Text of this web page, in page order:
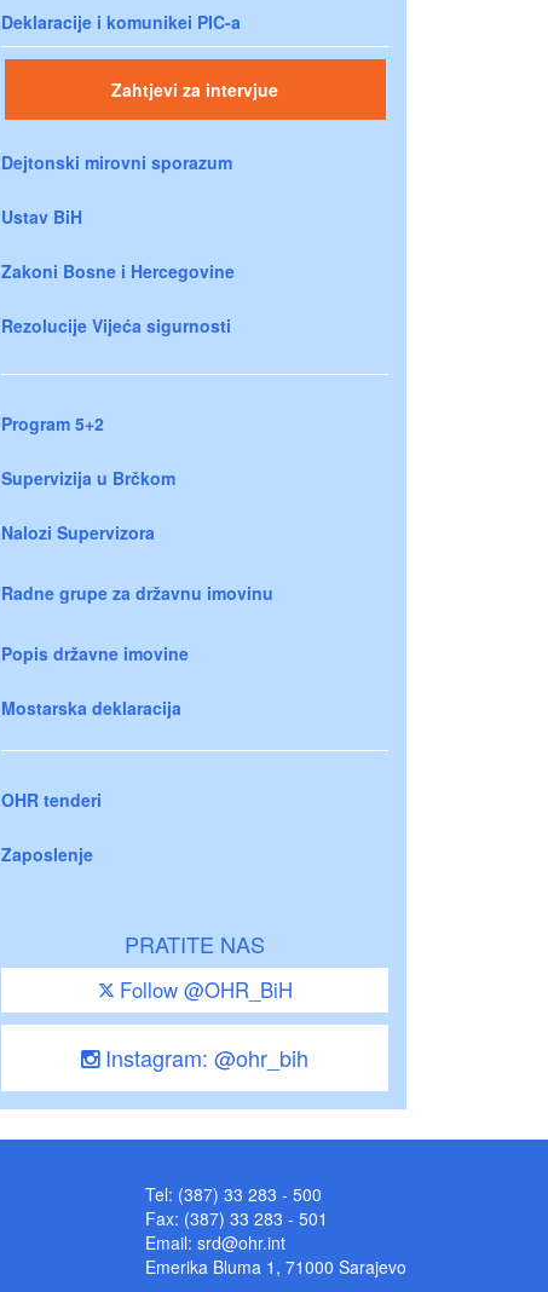
Deklaracije i komunikei PIC-a
Zahtjevi za intervjue
Dejtonski mirovni sporazum
Ustav BiH
Zakoni Bosne i Hercegovine
Rezolucije Vijeća sigurnosti
Program 5+2
Supervizija u Brčkom
Nalozi Supervizora
Radne grupe za državnu imovinu
Popis državne imovine
Mostarska deklaracija
OHR tenderi
Zaposlenje
PRATITE NAS
Follow @OHR_BiH
Instagram: @ohr_bih
Tel: (387) 33 283 - 500
Fax: (387) 33 283 - 501
Email: srd@ohr.int
Emerika Bluma 1, 71000 Sarajevo